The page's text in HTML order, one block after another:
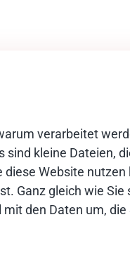
verarbeitet
sind kleine Dateien,
Website nutzen
Ganz gleich wie Sie
den Daten um, die